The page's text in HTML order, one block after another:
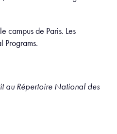
campus de Paris. Les
Programs.
au Répertoire National des